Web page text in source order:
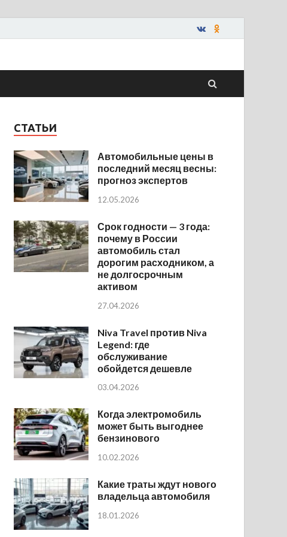
СТАТЬИ
Автомобильные цены в
последний месяц весны:
прогноз экспертов
12.05.2026
Срок годности — 3 года:
почему в России
автомобиль стал
дорогим расходником, а
не долгосрочным
активом
27.04.2026
Niva Travel против Niva
Legend: где
обслуживание
обойдется дешевле
03.04.2026
Когда электромобиль
может быть выгоднее
бензинового
10.02.2026
Какие траты ждут нового
владельца автомобиля
18.01.2026